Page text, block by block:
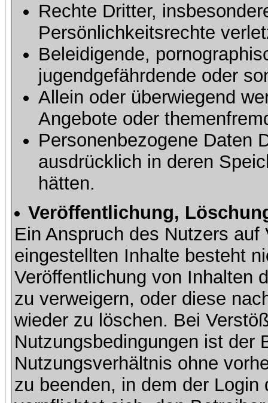
Rechte Dritter,
Persönlichkeitsrechte
Beleidigende,
jugendgefährdende oder
Allein oder überwiegend
Angebote oder
Personenbezogene Daten
ausdrücklich in deren
hätten.
Veröffentlichung,
Ein Anspruch des Nutzers
eingestellten Inhalte besteht
Veröffentlichung von Inhalten
zu verweigern, oder diese
wieder zu löschen. Bei
Nutzungsbedingungen ist der
Nutzungsverhältnis ohne
zu beenden, in dem der